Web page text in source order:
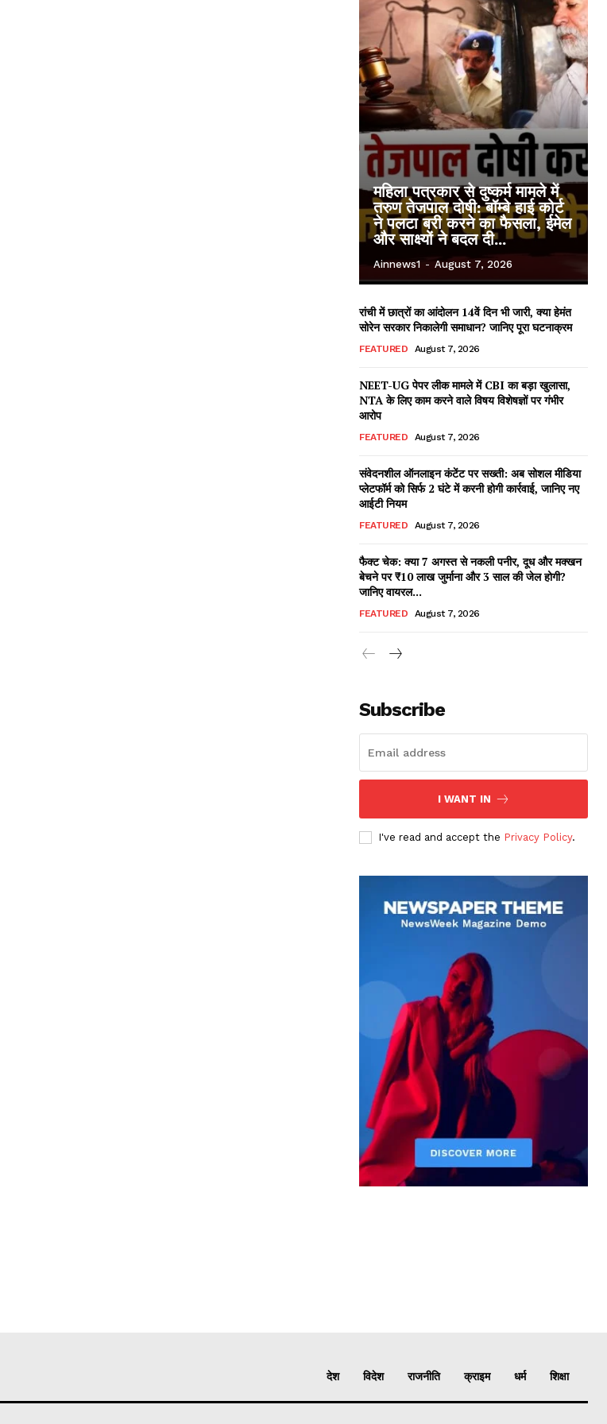
महिला पत्रकार से दुष्कर्म मामले में
तरुण तेजपाल दोषी: बॉम्बे हाई कोर्ट
ने पलटा बरी करने का फैसला, ईमेल
और साक्ष्यों ने बदल दी...
Ainnews1 - August 7, 2026
रांची में छात्रों का आंदोलन 14वें दिन भी जारी, क्या हेमंत
सोरेन सरकार निकालेगी समाधान? जानिए पूरा घटनाक्रम
FEATURED August 7, 2026
NEET-UG पेपर लीक मामले में CBI का बड़ा खुलासा,
NTA के लिए काम करने वाले विषय विशेषज्ञों पर गंभीर
आरोप
FEATURED August 7, 2026
संवेदनशील ऑनलाइन कंटेंट पर सख्ती: अब सोशल मीडिया
प्लेटफॉर्म को सिर्फ 2 घंटे में करनी होगी कार्रवाई, जानिए नए
आईटी नियम
FEATURED August 7, 2026
फैक्ट चेक: क्या 7 अगस्त से नकली पनीर, दूध और मक्खन
बेचने पर ₹10 लाख जुर्माना और 3 साल की जेल होगी?
जानिए वायरल...
FEATURED August 7, 2026
Subscribe
I WANT IN
I've read and accept the Privacy Policy.
देश विदेश राजनीति क्राइम धर्म शिक्षा